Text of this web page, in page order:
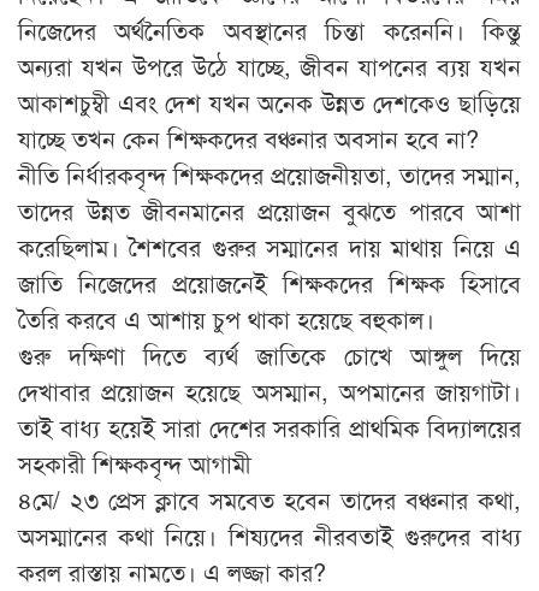
নিজেদের অর্থনৈতিক অবস্থানের চিন্তা করেননি। কিন্তু
অন্যরা যখন উপরে উঠে যাচ্ছে, জীবন যাপনের ব্যয় যখন
আকাশচুম্বী এবং দেশ যখন অনেক উন্নত দেশকেও ছাড়িয়ে
যাচ্ছে তখন কেন শিক্ষকদের বঞ্চনার অবসান হবে না?
নীতি নির্ধারকবৃন্দ শিক্ষকদের প্রয়োজনীয়তা, তাদের সম্মান,
তাদের উন্নত জীবনমানের প্রয়োজন বুঝতে পারবে আশা
করেছিলাম। শৈশবের গুরুর সম্মানের দায় মাথায় নিয়ে এ
জাতি নিজেদের প্রয়োজনেই শিক্ষকদের শিক্ষক হিসাবে
তৈরি করবে এ আশায় চুপ থাকা হয়েছে বহুকাল।
গুরু দক্ষিণা দিতে ব্যর্থ জাতিকে চোখে আঙ্গুল দিয়ে
দেখাবার প্রয়োজন হয়েছে অসম্মান, অপমানের জায়গাটা।
তাই বাধ্য হয়েই সারা দেশের সরকারি প্রাথমিক বিদ্যালয়ের
সহকারী শিক্ষকবৃন্দ আগামী
৪মে/ ২৩ প্রেস ক্লাবে সমবেত হবেন তাদের বঞ্চনার কথা,
অসম্মানের কথা নিয়ে। শিষ্যদের নীরবতাই গুরুদের বাধ্য
করল রাস্তায় নামতে। এ লজ্জা কার?